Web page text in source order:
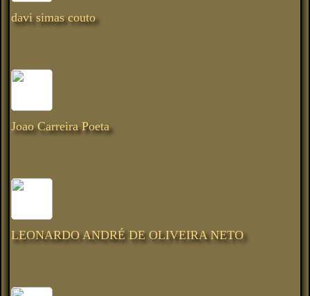
davi simas couto
Joao Carreira Poeta
LEONARDO ANDRÉ DE OLIVEIRA NETO